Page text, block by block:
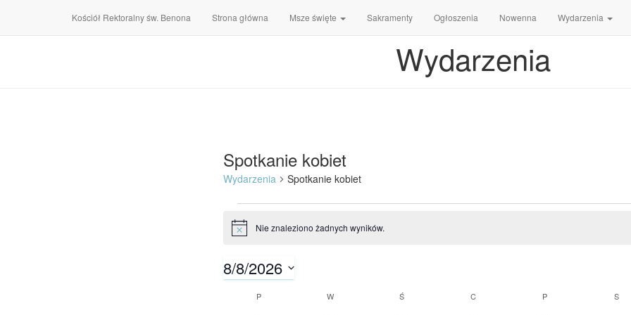
Kościół Rektoralny św. Benona Strona główna Msze święte Sakramenty Ogłoszenia Nowenna Wydarzenia
Wydarzenia
Spotkanie kobiet
Wydarzenia Spotkanie kobiet
Wydarzenia
Powiadomienie
Nie znaleziono żadnych wyników.
8/8/2026
Wybierz
Kalendarz
PPONIEDZIAŁEK WWTOREK ŚŚRODA CCZWARTEK P S